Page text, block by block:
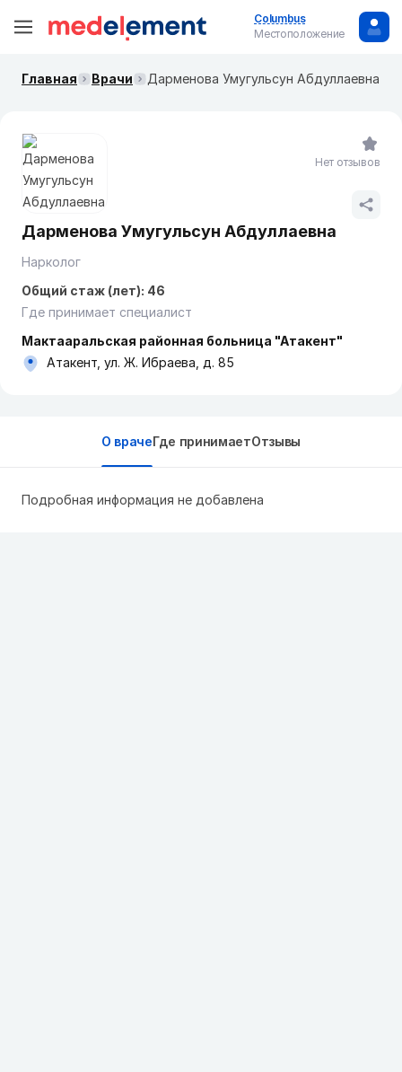
Columbus
Местоположение
Главная Врачи Дарменова Умугульсун Абдуллаевна
Дарменова Умугульсун Абдуллаевна
Нарколог
Общий стаж (лет): 46
Где принимает специалист
Мактааральская районная больница "Атакент"
Атакент, ул. Ж. Ибраева, д. 85
Нет отзывов
О врачеГде принимаетОтзывы
Подробная информация не добавлена